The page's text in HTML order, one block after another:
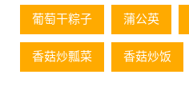
葡萄⼲粽⼦ 蒲公英
香菇炒瓢菜 香菇炒饭